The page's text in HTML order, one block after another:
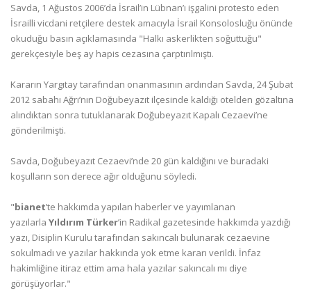
Savda, 1 Ağustos 2006’da İsrail’in Lübnan’ı işgalini protesto eden
İsrailli vicdani retçilere destek amacıyla İsrail Konsolosluğu önünde
okuduğu basın açıklamasında "Halkı askerlikten soğuttuğu"
gerekçesiyle beş ay hapis cezasına çarptırılmıştı.
Kararın Yargıtay tarafından onanmasının ardından Savda, 24 Şubat
2012 sabahı Ağrı’nın Doğubeyazıt ilçesinde kaldığı otelden gözaltına
alındıktan sonra tutuklanarak Doğubeyazıt Kapalı Cezaevi’ne
gönderilmişti.
Savda, Doğubeyazıt Cezaevi’nde 20 gün kaldığını ve buradaki
koşulların son derece ağır olduğunu söyledi.
"bianet’te hakkımda yapılan haberler ve yayımlanan
yazılarla Yıldırım Türker’in Radikal gazetesinde hakkımda yazdığı
yazı, Disiplin Kurulu tarafından sakıncalı bulunarak cezaevine
sokulmadı ve yazılar hakkında yok etme kararı verildi. İnfaz
hakimliğine itiraz ettim ama hala yazılar sakıncalı mı diye
görüşüyorlar."